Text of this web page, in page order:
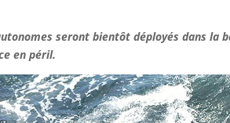
seront bientôt déployés dans la
en péril.